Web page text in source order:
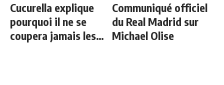
Cucurella explique
pourquoi il ne se
coupera jamais les
Communiqué officiel
du Real Madrid sur
Michael Olise